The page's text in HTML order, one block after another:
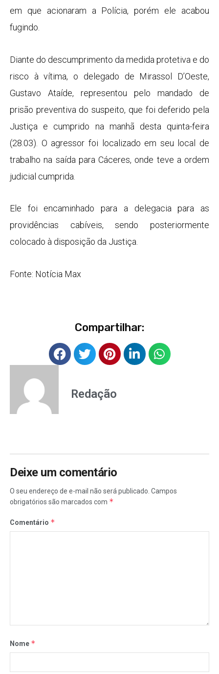
em que acionaram a Polícia, porém ele acabou
fugindo.
Diante do descumprimento da medida protetiva e do
risco à vítima, o delegado de Mirassol D’Oeste,
Gustavo Ataíde, representou pelo mandado de
prisão preventiva do suspeito, que foi deferido pela
Justiça e cumprido na manhã desta quinta-feira
(28.03). O agressor foi localizado em seu local de
trabalho na saída para Cáceres, onde teve a ordem
judicial cumprida.
Ele foi encaminhado para a delegacia para as
providências cabíveis, sendo posteriormente
colocado à disposição da Justiça.
Fonte: Notícia Max
Compartilhar:
Redação
Deixe um comentário
O seu endereço de e-mail não será publicado. Campos
obrigatórios são marcados com *
Comentário *
Nome *